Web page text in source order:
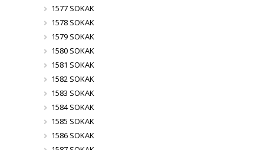
1577 SOKAK
1578 SOKAK
1579 SOKAK
1580 SOKAK
1581 SOKAK
1582 SOKAK
1583 SOKAK
1584 SOKAK
1585 SOKAK
1586 SOKAK